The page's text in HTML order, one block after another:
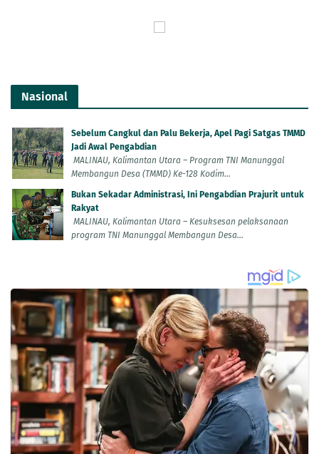
Nasional
Sebelum Cangkul dan Palu Bekerja, Apel Pagi Satgas TMMD
Jadi Awal Pengabdian
MALINAU, Kalimantan Utara – Program TNI Manunggal
Membangun Desa (TMMD) Ke-128 Kodim...
Bukan Sekadar Administrasi, Ini Pengabdian Prajurit untuk
Rakyat
MALINAU, Kalimantan Utara – Kesuksesan pelaksanaan
program TNI Manunggal Membangun Desa...